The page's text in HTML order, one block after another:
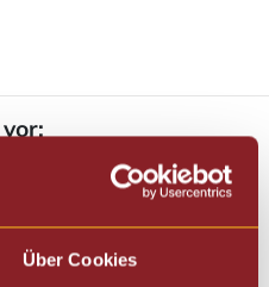
Über Cookies